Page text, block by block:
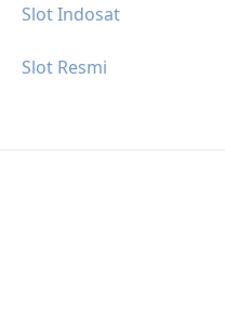
Slot Indosat
Slot Resmi